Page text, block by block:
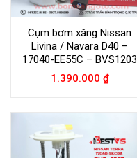
Cụm bơm xăng Nissan
Livina / Navara D40 –
17040-EE55C – BVS1203
1.390.000 ₫